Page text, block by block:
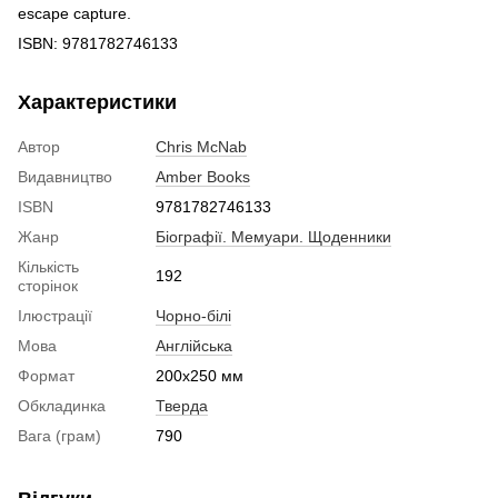
escape capture.
ISBN: 9781782746133
Характеристики
Автор
Chris McNab
Видавництво
Amber Books
ISBN
9781782746133
Жанр
Біографії. Мемуари. Щоденники
Кількість
сторінок
192
Ілюстрації
Чорно-білі
Мова
Англійська
Формат
200x250 мм
Обкладинка
Тверда
Вага (грам)
790